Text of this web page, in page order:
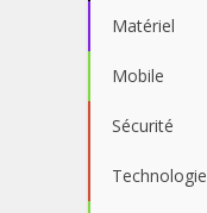
Matériel
Mobile
Sécurité
Technologie